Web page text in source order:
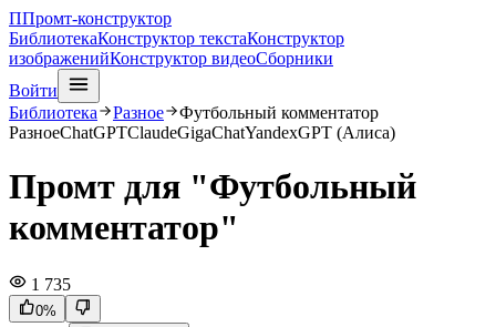
ППромт-конструктор
БиблиотекаКонструктор текстаКонструктор
изображенийКонструктор видеоСборники
Войти
Библиотека
Разное
Футбольный комментатор
РазноеChatGPTClaudeGigaChatYandexGPT (Алиса)
Промт для "Футбольный
комментатор"
1 735
0%